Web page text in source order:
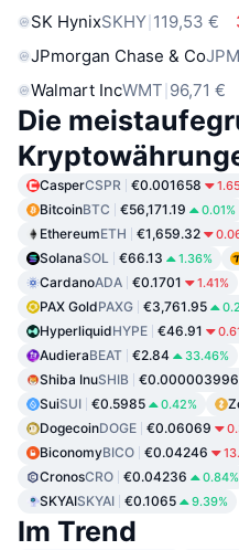
SK HynixSKHY 119,53 €
JPmorgan Chase & CoJPM
Walmart IncWMT 96,71 €
Die
CasperCSPR €0.001658
BitcoinBTC €56,171.19 0.01%
EthereumETH €1,659.32
SolanaSOL €66.13 1.36%
CardanoADA €0.1701 1.41%
PAX GoldPAXG €3,761.95
HyperliquidHYPE €46.91
AudieraBEAT €2.84 33.46%
Shiba InuSHIB €0.000003996
SuiSUI €0.5985 0.42%
DogecoinDOGE €0.06069
BiconomyBICO €0.04246
CronosCRO €0.04236 0.84%
SKYAISKYAI €0.1065 9.39%
Im Trend